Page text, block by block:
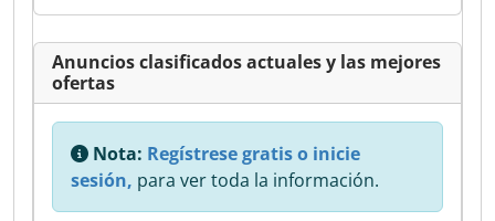
Anuncios clasificados actuales y las mejores
ofertas
Nota: Regístrese gratis o inicie
sesión, para ver toda la información.